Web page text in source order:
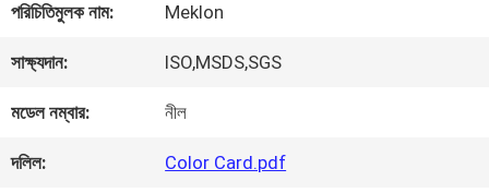
আমাদের
সম্পর্কে
কারখানা
পরিচিতিমুলক নাম: Meklon
সাক্ষ্যদান: ISO,MSDS,SGS
মডেল নম্বার: নীল
দলিল: Color Card.pdf